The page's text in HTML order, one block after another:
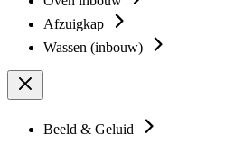
Afzuigkap
Wassen (inbouw)
Beeld & Geluid